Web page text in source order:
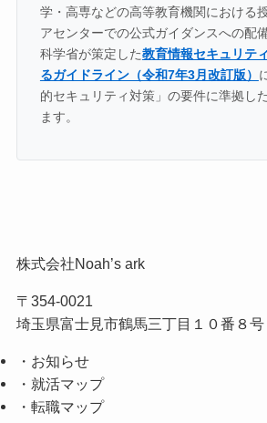
学・高専などの高等教育機関における
アセンターでの公式ガイダンスへの配
科学省が策定した教育情報セキュリテ
るガイドライン（令和7年3月改訂版）
的セキュリティ対策」の要件に準拠し
ます。
株式会社Noah’s ark
〒354-0021
埼玉県富士見市鶴馬三丁目１０番８号
・お知らせ
・就活マップ
・転職マップ